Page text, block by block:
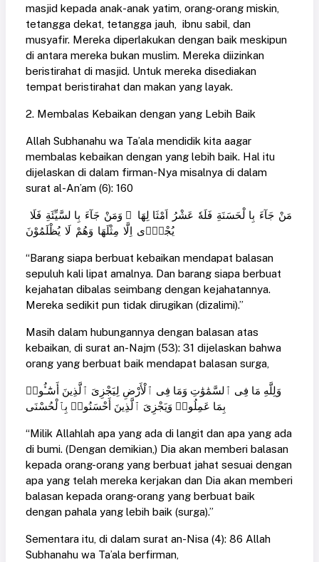
masjid kepada anak-anak yatim, orang-orang miskin,
tetangga dekat, tetangga jauh, ibnu sabil, dan
musyafir. Mereka diperlakukan dengan baik meskipun
di antara mereka bukan muslim. Mereka diizinkan
beristirahat di masjid. Untuk mereka disediakan
tempat beristirahat dan makan yang layak.
2. Membalas Kebaikan dengan yang Lebih Baik
Allah Subhanahu wa Ta’ala mendidik kita aagar
membalas kebaikan dengan yang lebih baik. Hal itu
dijelaskan di dalam firman-Nya misalnya di dalam
surat al-An’am (6): 160
مَنْ جَآءَ بِا لْحَسَنَةِ فَلَهٗ عَشْرُ اَمْثَا لِهَا ۚ وَمَنْ جَآءَ بِا لسَّيِّئَةِ فَلَا
يُجْزٰۤى اِلَّا مِثْلَهَا وَهُمْ لَا يُظْلَمُوْنَ
“Barang siapa berbuat kebaikan mendapat balasan
sepuluh kali lipat amalnya. Dan barang siapa berbuat
kejahatan dibalas seimbang dengan kejahatannya.
Mereka sedikit pun tidak dirugikan (dizalimi).”
Masih dalam hubungannya dengan balasan atas
kebaikan, di surat an-Najm (53): 31 dijelaskan bahwa
orang yang berbuat baik mendapat balasan surga,
وَلِلَّهِ مَا فِى ٱلسَّمَٰوَٰتِ وَمَا فِى ٱلْأَرْضِ لِيَجْزِىَ ٱلَّذِينَ أَسَٰٓـُٔوا۟
بِمَا عَمِلُوا۟ وَيَجْزِىَ ٱلَّذِينَ أَحْسَنُوا۟ بِٱلْحُسْنَى
“Milik Allahlah apa yang ada di langit dan apa yang ada
di bumi. (Dengan demikian,) Dia akan memberi balasan
kepada orang-orang yang berbuat jahat sesuai dengan
apa yang telah mereka kerjakan dan Dia akan memberi
balasan kepada orang-orang yang berbuat baik
dengan pahala yang lebih baik (surga).”
Sementara itu, di dalam surat an-Nisa (4): 86 Allah
Subhanahu wa Ta’ala berfirman,